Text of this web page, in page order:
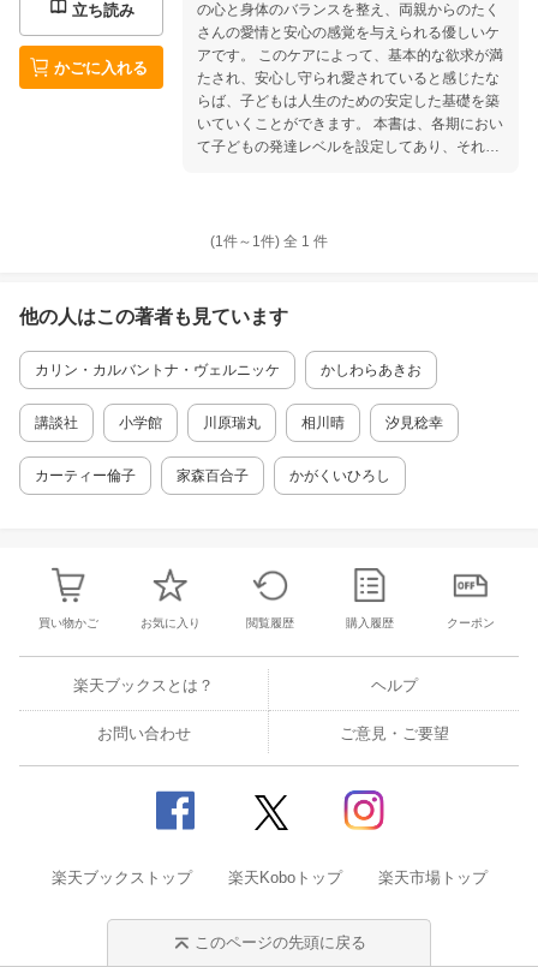
立ち読み
かごに入れる
の心と身体のバランスを整え、両親からのたく
さんの愛情と安心の感覚を与えられる優しいケ
アです。 このケアによって、基本的な欲求が満
たされ、安心し守られ愛されていると感じたな
らば、子どもは人生のための安定した基礎を築
いていくことができます。 本書は、各期におい
て子どもの発達レベルを設定してあり、それに
を述べています。 またそのエクササイズにマッ
で、気軽に日常生活に取り入れられる内容にな
っています。 序文 謝辞 はじめに 無理強いはし
ないこと この本について バランシングセラピ
ーの中での圧の使い方とは？ バランシングセラ
果、限界 はじめる前に さあ、はじめましょ
う！ ｛第一期：中心を見つける（最初の3ヶ
月）｝ あなたの赤ちゃんの現在の発達段階 エ
クササイズ 3-4ヶ月の赤ちゃんの発達指標 発達
エクササイズ 6-7ヶ月の発達指標 発達を促すた
エネルギー補給 ママとパパのためのエクササイ
ズ エネルギー補給 あなたと赤ちゃんが達成し
てきたこと 手順一覧 ｛第三期：周囲を発見す
る（7-9ヶ月）｝ あなたの赤ちゃんの現在の発
達段階 エクササイズ 9-10ヶ月の赤ちゃんの発
ヒント：どれだけ柔軟ですか？ ママとパパのた
めのエクササイズ エネルギー補給 あなたと赤
期：世界を征服する（10-12ヶ月）｝ あなたの
クササイズ 子育てヒント：小旅行 ママとパパ
のためのエクササイズ エネルギー補給 あなた
(1件～ 1件) 全 1 件
他の人はこの著者も見ています
カリン・カルバントナ・ヴェルニッケ かしわらあきお
講談社 小学館 川原瑞丸 相川晴 汐見稔幸
カーティー倫子 家森百合子 かがくいひろし
買い物かご お気に入り 閲覧履歴 購入履歴 クーポン
楽天ブックスとは？ ヘルプ
お問い合わせ ご意見・ご要望
楽天ブックストップ 楽天Koboトップ 楽天市場トップ
このページの先頭に戻る